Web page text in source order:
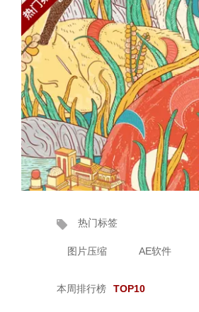
热门标签
图片压缩 AE软件
本周排行榜 TOP10